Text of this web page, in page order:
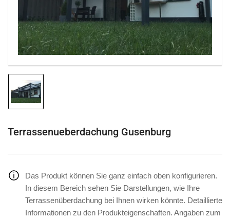
Modal
öffnen
Bild
in
Galerieansicht
Terrassenueberdachung Gusenburg
Das Produkt können Sie ganz einfach oben konfigurieren.
In diesem Bereich sehen Sie Darstellungen, wie Ihre
Terrassenüberdachung bei Ihnen wirken könnte. Detaillierte
Informationen zu den Produkteigenschaften. Angaben zum